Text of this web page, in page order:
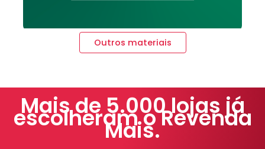
Outros materiais
Mais de 5.000 lojas já
escolheram o Revenda
Mais.